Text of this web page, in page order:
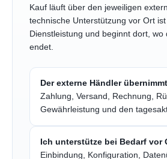
Kauf läuft über den jeweiligen
technische Unterstützung vor Ort
Dienstleistung und beginnt dort, wo
endet.
Der externe Händler übernimmt
Zahlung, Versand, Rechnung,
Gewährleistung und den
Ich unterstütze bei Bedarf vor
Einbindung, Konfiguration,